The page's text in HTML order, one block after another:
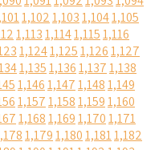
1,1021,1031,1041,105
1,1131,1141,1151,116
1,1241,1251,1261,127
1,1351,1361,1371,138
1,1461,1471,1481,149
1,1571,1581,1591,160
1,1681,1691,1701,171
1,1791,1801,1811,182